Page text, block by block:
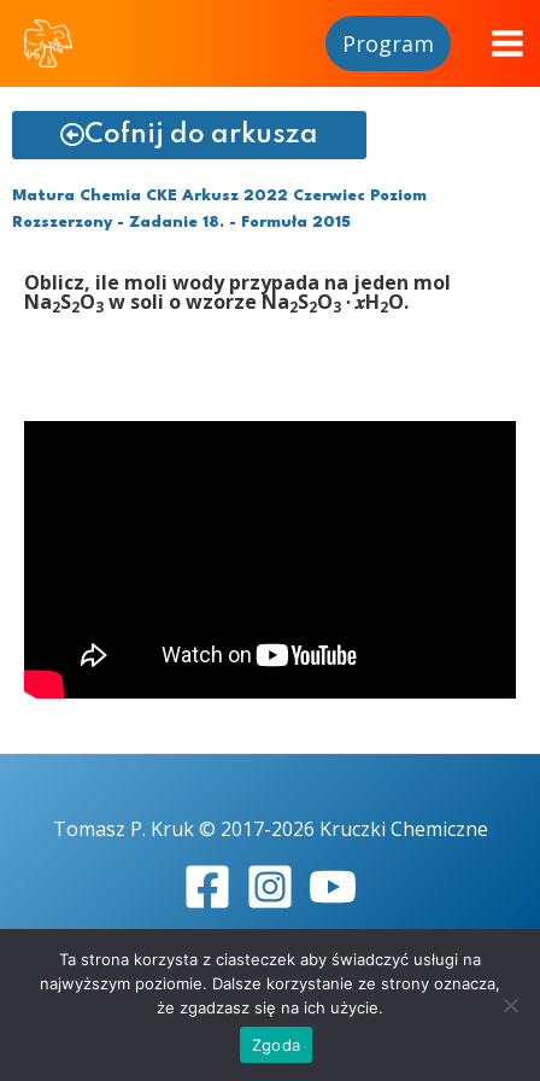
Program
Cofnij do arkusza
Matura Chemia CKE Arkusz 2022 Czerwiec Poziom
Rozszerzony - Zadanie 18. - Formuła 2015
Oblicz, ile moli wody przypada na jeden mol
Na2S2O3 w soli o wzorze Na2S2O3 ∙ 𝒙H2O.
Tomasz P. Kruk © 2017-2026 Kruczki Chemiczne
Ta strona korzysta z ciasteczek aby świadczyć usługi na
najwyższym poziomie. Dalsze korzystanie ze strony oznacza,
że zgadzasz się na ich użycie.
Zgoda